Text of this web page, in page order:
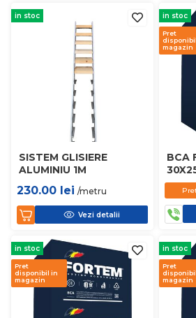
in stoc
SISTEM GLISIERE
ALUMINIU 1M
230.00 lei /metru
Vezi detalii
in stoc
Pret
magazin
BCA
D450
in stoc
Pret
disponibil in
magazin
in stoc
Pret
magazin